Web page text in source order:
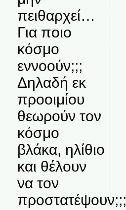
πειθαρχεί…
Για ποιο
κόσμο
εννοούν;;;
Δηλαδή εκ
προοιμίου
θεωρούν τον
κόσμο
βλάκα, ηλίθιο
και θέλουν
να τον
προστατέψουν;;;